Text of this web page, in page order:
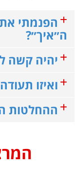
הפנמתי
ה״איך״?
יהיה קשה
ואיזו
ההחלטות